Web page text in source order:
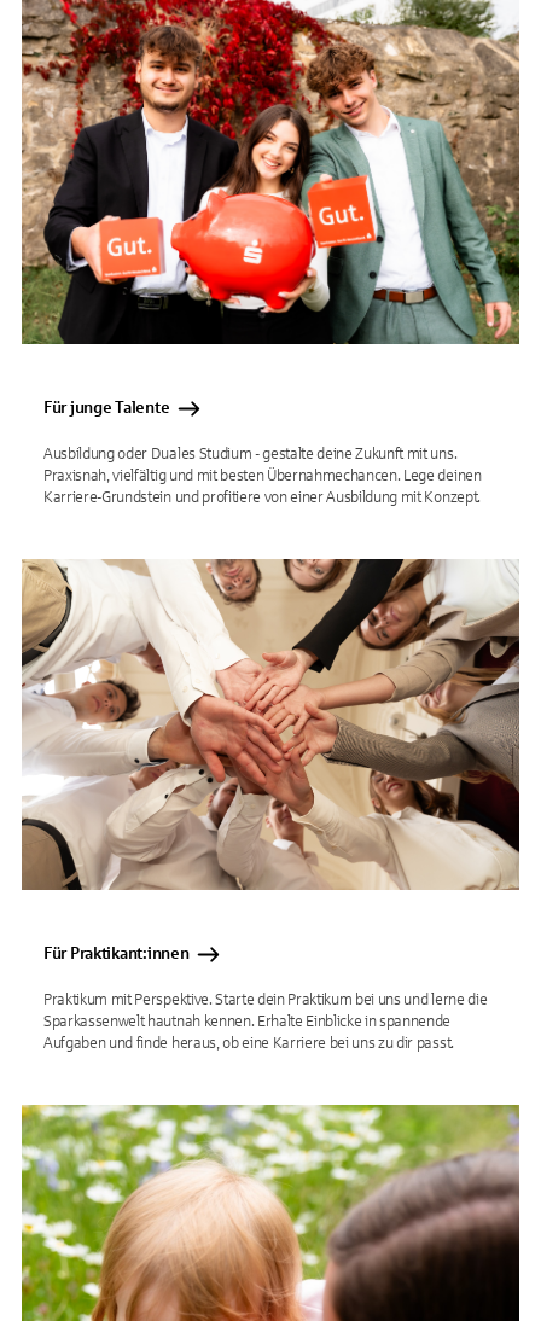
Für junge Talente
Ausbildung oder Duales Studium - gestalte deine Zukunft mit uns.
Praxisnah, vielfältig und mit besten Übernahmechancen. Lege deinen
Karriere-Grundstein und profitiere von einer Ausbildung mit Konzept.
Für Praktikant:innen
Praktikum mit Perspektive. Starte dein Praktikum bei uns und lerne die
Sparkassenwelt hautnah kennen. Erhalte Einblicke in spannende
Aufgaben und finde heraus, ob eine Karriere bei uns zu dir passt.